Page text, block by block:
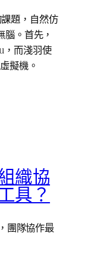
題，自然仿
。首先，
而淺羽使
擬機。
織協
具？
團隊協作最